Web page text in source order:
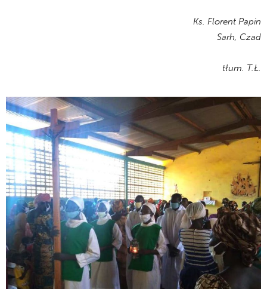
Ks. Florent Papin
Sarh, Czad
tłum. T.Ł.